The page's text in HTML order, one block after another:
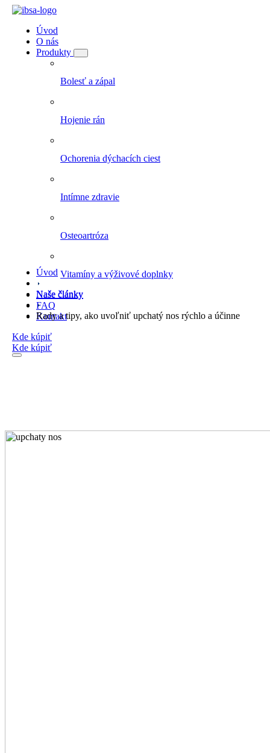
Úvod
O nás
Produkty
Bolesť a zápal
Hojenie rán
Ochorenia dýchacích ciest
Intímne zdravie
Osteoartróza
Vitamíny a výživové doplnky
Naše články
FAQ
Kontakt
Kde kúpiť
Kde kúpiť
Úvod
Naše články
Rady a tipy, ako uvoľniť upchatý nos rýchlo a účinne